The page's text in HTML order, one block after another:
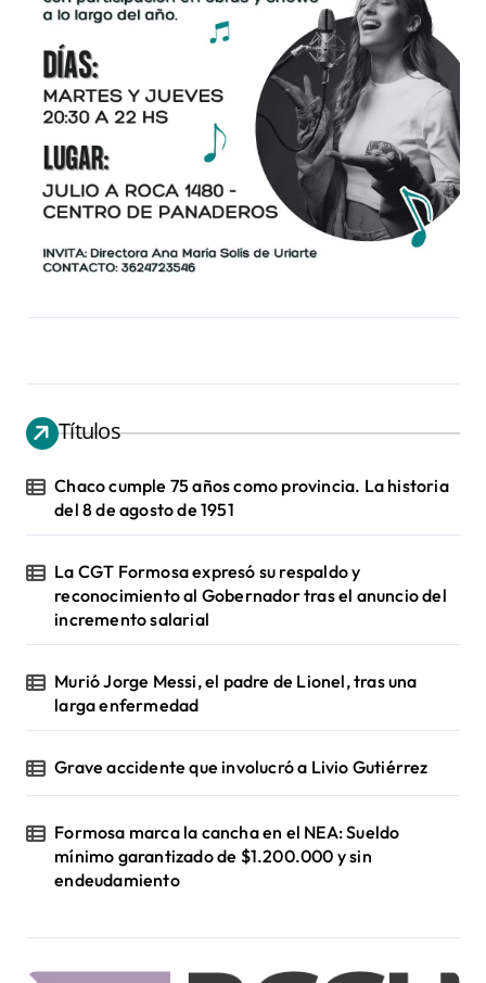
Títulos
Chaco cumple 75 años como provincia. La historia
del 8 de agosto de 1951
La CGT Formosa expresó su respaldo y
reconocimiento al Gobernador tras el anuncio del
incremento salarial
Murió Jorge Messi, el padre de Lionel, tras una
larga enfermedad
Grave accidente que involucró a Livio Gutiérrez
Formosa marca la cancha en el NEA: Sueldo
mínimo garantizado de $1.200.000 y sin
endeudamiento